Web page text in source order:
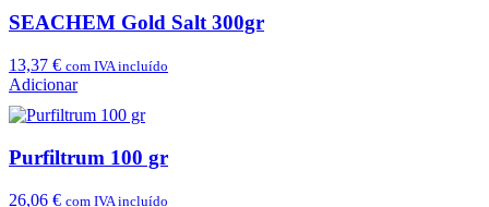
SEACHEM Gold Salt 300gr
13,37 € com IVA incluído
Adicionar
Purfiltrum 100 gr
26,06 € com IVA incluído